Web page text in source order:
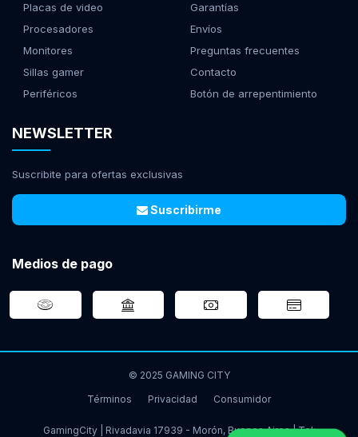
Placas de video
Procesadores
Monitores
Sillas gamer
Periféricos
Garantías
Envíos
Preguntas frecuentes
Contacto
Botón de arrepentimiento
NEWSLETTER
Suscribite para ofertas exclusivas
Suscribirme
Medios de pago
© 2025 GAMING CITY
Términos
Privacidad Consumidor
GamingCity | Rivadavia 17939 - Morón, Buenos Aires | Tel: